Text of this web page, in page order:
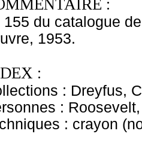
:
155 du catalogue
1953.
:
: Dreyfus,
:
: crayon